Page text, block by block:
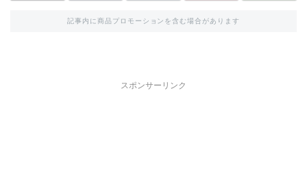
記事内に商品プロモーションを含む場合があります
スポンサーリンク